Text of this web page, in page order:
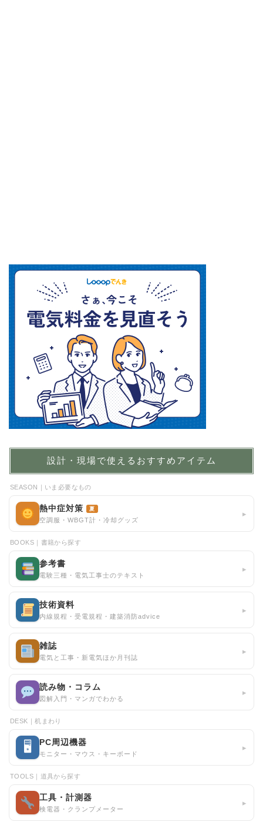
設計・現場で使えるおすすめアイテム
SEASON｜いま必要なもの
熱中症対策 夏
空調服・WBGT計・冷却グッズ
▸
BOOKS｜書籍から探す
参考書
電験三種・電気工事士のテキスト
▸
技術資料
内線規程・受電規程・建築消防advice
▸
雑誌
電気と工事・新電気ほか月刊誌
▸
読み物・コラム
図解入門・マンガでわかる
▸
DESK｜机まわり
🖥 PC周辺機器
モニター・マウス・キーボード
▸
TOOLS｜道具から探す
工具・計測器
検電器・クランプメーター
▸